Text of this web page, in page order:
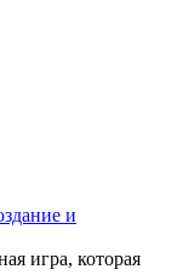
и
игра, которая